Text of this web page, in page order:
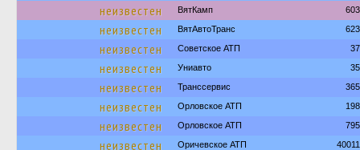
неизвестен ВятКамп
неизвестен ВятАвтоТранс
неизвестен Советское АТП
неизвестен Униавто
неизвестен Транссервис
неизвестен Орловское АТП
неизвестен Орловское АТП
неизвестен Оричевское АТП